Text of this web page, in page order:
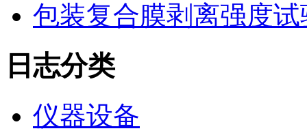
包装复合膜剥离强度
日志分类
仪器设备